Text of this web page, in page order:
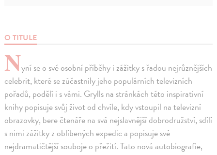
O TITULE
Nyní se o své osobní příběhy i zážitky s řadou nejrůznějších
celebrit, které se zúčastnily jeho populárních televizních
pořadů, podělí i s vámi. Grylls na stránkách této inspirativní
knihy popisuje svůj život od chvíle, kdy vstoupil na televizní
obrazovky, bere čtenáře na svá nejslavnější dobrodružství, sdílí
s nimi zážitky z oblíbených expedic a popisuje své
nejdramatičtější souboje o přežití. Tato nová autobiografie,